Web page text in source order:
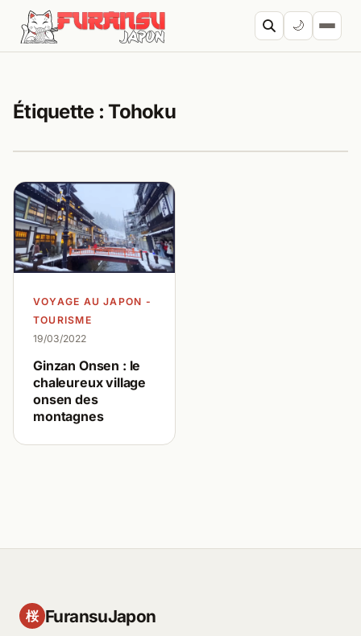
Aller au contenu
🌙
Étiquette :Tohoku
VOYAGE AU JAPON -
TOURISME
19/03/2022
Ginzan Onsen : le
chaleureux village
onsen des
montagnes
桜 FuransuJapon